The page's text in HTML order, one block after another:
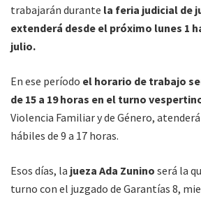
trabajarán durante la feria judicial de
extenderá desde el próximo lunes 1
julio.
En ese período el horario de trabajo
de 15 a 19 horas en el turno
Violencia Familiar y de Género,
hábiles de 9 a 17 horas.
Esos días, la jueza Ada Zunino será la
turno con el juzgado de Garantías 8,